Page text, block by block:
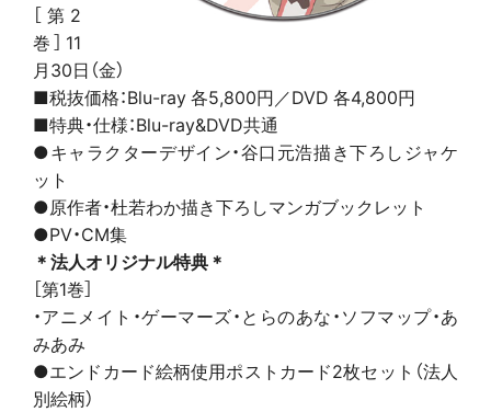
［第2
巻］11
月30日（金）
■税抜価格：Blu-ray 各5,800円／DVD 各4,800円
■特典・仕様：Blu-ray&DVD共通
●キャラクターデザイン・谷口元浩描き下ろしジャケ
ット
●原作者・杜若わか描き下ろしマンガブックレット
●PV・CM集
＊法人オリジナル特典＊
［第1巻］
・アニメイト・ゲーマーズ・とらのあな・ソフマップ・あ
みあみ
●エンドカード絵柄使用ポストカード2枚セット（法人
別絵柄）